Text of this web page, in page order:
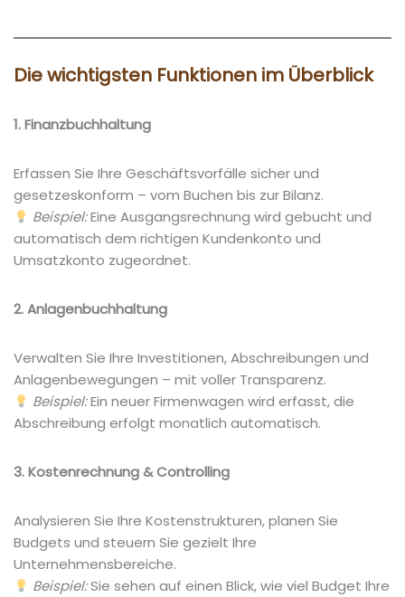
Die wichtigsten Funktionen im Überblick
1. Finanzbuchhaltung
Erfassen Sie Ihre Geschäftsvorfälle sicher und
gesetzeskonform – vom Buchen bis zur Bilanz.
Beispiel:Eine Ausgangsrechnung wird gebucht und
automatisch dem richtigen Kundenkonto und
Umsatzkonto zugeordnet.
2. Anlagenbuchhaltung
Verwalten Sie Ihre Investitionen, Abschreibungen und
Anlagenbewegungen – mit voller Transparenz.
Beispiel:Ein neuer Firmenwagen wird erfasst, die
Abschreibung erfolgt monatlich automatisch.
3. Kostenrechnung & Controlling
Analysieren Sie Ihre Kostenstrukturen, planen Sie
Budgets und steuern Sie gezielt Ihre
Unternehmensbereiche.
Beispiel:Sie sehen auf einen Blick, wie viel Budget Ihre